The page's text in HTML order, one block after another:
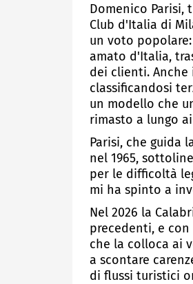
Domenico Parisi,
Club d'Italia di
un voto
amato d'Italia,
dei clienti.
classificandosi
un modello che
rimasto a lungo
Parisi, che guida
nel 1965,
per le difficoltà
mi ha spinto a
Nel 2026 la
precedenti, e
che la colloca ai
a scontare
di flussi turistici